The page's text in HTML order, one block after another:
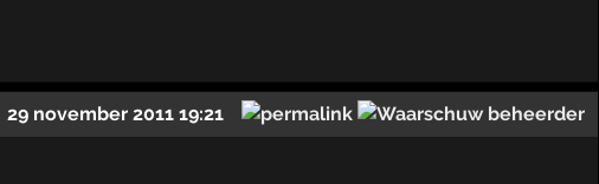
29 november 2011 19:21